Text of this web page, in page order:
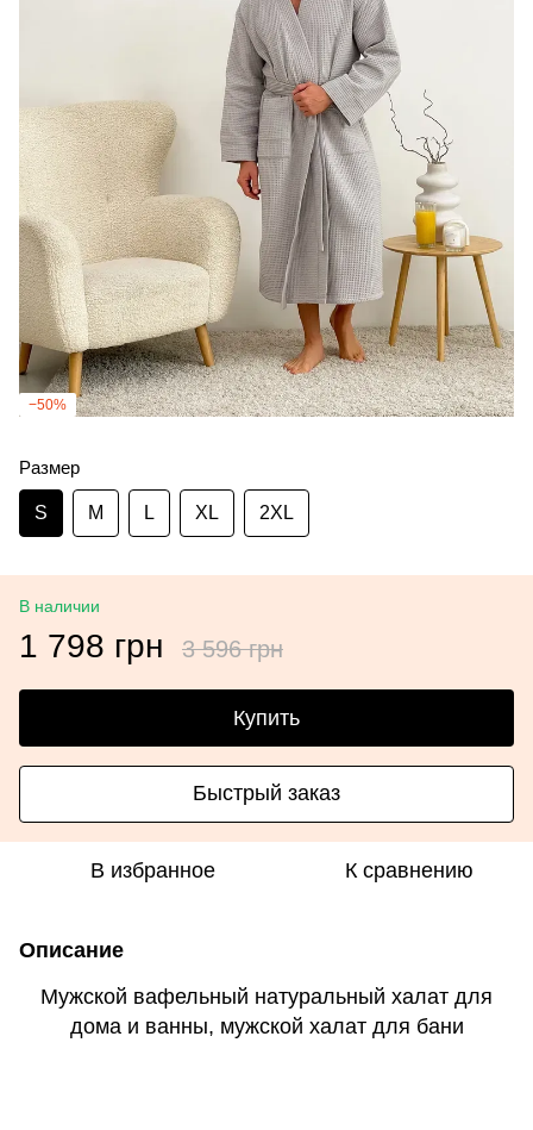
−50%
Размер
S M L XL 2XL
В наличии
1 798 грн 3 596 грн
Купить
Быстрый заказ
В избранное К сравнению
Описание
Мужской вафельный натуральный халат для
дома и ванны, мужской халат для бани